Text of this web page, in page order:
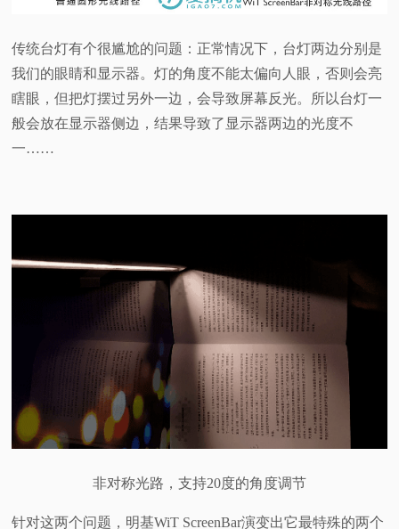
传统台灯有个很尴尬的问题：正常情况下，台灯两边分别是
我们的眼睛和显示器。灯的角度不能太偏向人眼，否则会亮
瞎眼，但把灯摆过另外一边，会导致屏幕反光。所以台灯一
般会放在显示器侧边，结果导致了显示器两边的光度不
一……
非对称光路，支持20度的角度调节
针对这两个问题，明基WiT ScreenBar演变出它最特殊的两个